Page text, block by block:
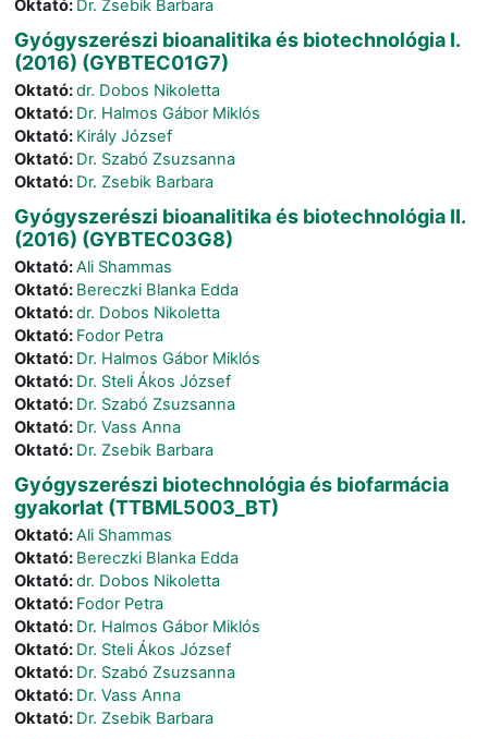
Oktató: Dr. Zsebik Barbara
Gyógyszerészi bioanalitika és biotechnológia I.
(2016) (GYBTEC01G7)
Oktató:dr. Dobos Nikoletta
Oktató: Dr. Halmos Gábor Miklós
Oktató: Király József
Oktató: Dr. Szabó Zsuzsanna
Oktató: Dr. Zsebik Barbara
Gyógyszerészi bioanalitika és biotechnológia II.
(2016) (GYBTEC03G8)
Oktató:Ali Shammas
Oktató: Bereczki Blanka Edda
Oktató:dr. Dobos Nikoletta
Oktató: Fodor Petra
Oktató: Dr. Halmos Gábor Miklós
Oktató: Dr. Steli Ákos József
Oktató: Dr. Szabó Zsuzsanna
Oktató: Dr. Vass Anna
Oktató: Dr. Zsebik Barbara
Gyógyszerészi biotechnológia és biofarmácia
gyakorlat (TTBML5003_BT)
Oktató:Ali Shammas
Oktató: Bereczki Blanka Edda
Oktató:dr. Dobos Nikoletta
Oktató: Fodor Petra
Oktató: Dr. Halmos Gábor Miklós
Oktató: Dr. Steli Ákos József
Oktató: Dr. Szabó Zsuzsanna
Oktató: Dr. Vass Anna
Oktató: Dr. Zsebik Barbara